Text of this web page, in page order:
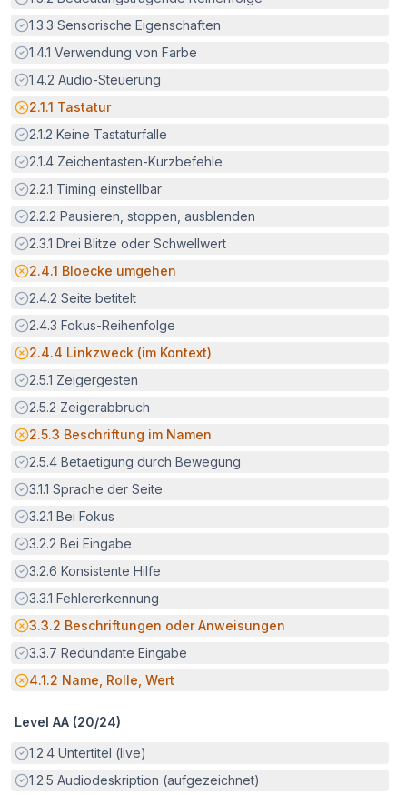
Erfüllt:
1.3.3 Sensorische Eigenschaften
Erfüllt:
1.4.1 Verwendung von Farbe
Erfüllt:
1.4.2 Audio-Steuerung
Potenzielle Barriere:
2.1.1 Tastatur
Erfüllt:
2.1.2 Keine Tastaturfalle
Erfüllt:
2.1.4 Zeichentasten-Kurzbefehle
Erfüllt:
2.2.1 Timing einstellbar
Erfüllt:
2.2.2 Pausieren, stoppen, ausblenden
Erfüllt:
2.3.1 Drei Blitze oder Schwellwert
Potenzielle Barriere:
2.4.1 Bloecke umgehen
Erfüllt:
2.4.2 Seite betitelt
Erfüllt:
2.4.3 Fokus-Reihenfolge
Potenzielle Barriere:
2.4.4 Linkzweck (im Kontext)
Erfüllt:
2.5.1 Zeigergesten
Erfüllt:
2.5.2 Zeigerabbruch
Potenzielle Barriere:
2.5.3 Beschriftung im Namen
Erfüllt:
2.5.4 Betaetigung durch Bewegung
Erfüllt:
3.1.1 Sprache der Seite
Erfüllt:
3.2.1 Bei Fokus
Erfüllt:
3.2.2 Bei Eingabe
Erfüllt:
3.2.6 Konsistente Hilfe
Erfüllt:
3.3.1 Fehlererkennung
Potenzielle Barriere:
3.3.2 Beschriftungen oder Anweisungen
Erfüllt:
3.3.7 Redundante Eingabe
Potenzielle Barriere:
4.1.2 Name, Rolle, Wert
Level AA (20/24)
Erfüllt:
1.2.4 Untertitel (live)
Erfüllt:
1.2.5 Audiodeskription (aufgezeichnet)